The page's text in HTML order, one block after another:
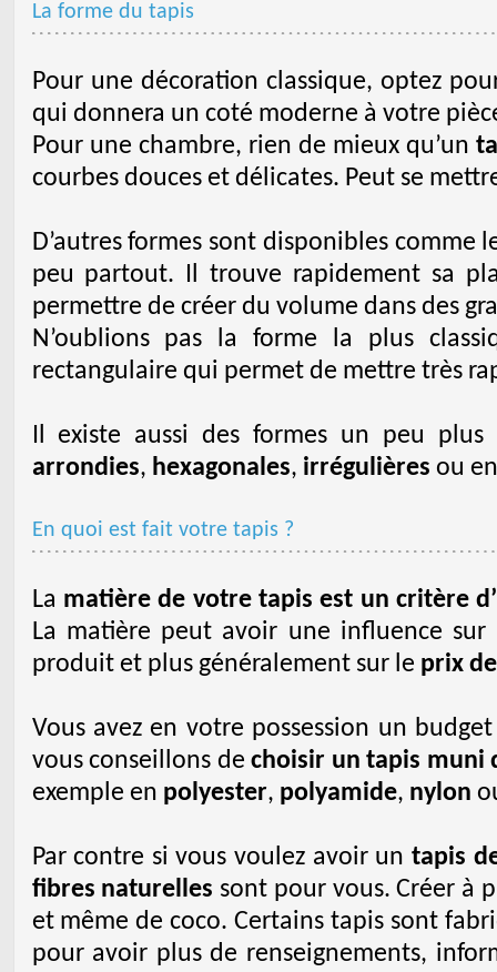
La forme du tapis
Pour une décoration classique, optez
qui donnera un coté moderne à votre
Pour une chambre, rien de mieux qu’un
courbes douces et délicates. Peut se
D’autres formes sont disponibles comme
peu partout. Il trouve rapidement sa
permettre de créer du volume dans des
N’oublions pas la forme la plus
rectangulaire qui permet de mettre très
Il existe aussi des formes un peu
arrondies, hexagonales, irrégulières ou
En quoi est fait votre tapis ?
La matière de votre tapis est un critère
La matière peut avoir une influence sur
produit et plus généralement sur le prix
Vous avez en votre possession un
vous conseillons dechoisir un tapis muni
exemple en polyester, polyamide, nylon
Par contre si vous voulez avoir un tapis
fibres naturelles sont pour vous. Créer à
et même de coco. Certains tapis sont
pour avoir plus de renseignements,